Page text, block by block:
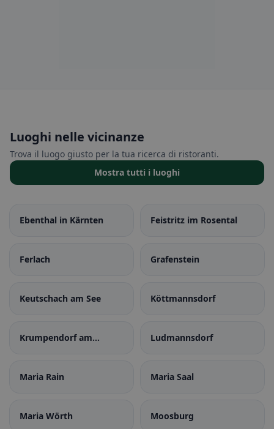
Luoghi nelle vicinanze
Trova il luogo giusto per la tua ricerca di ristoranti.
Mostra tutti i luoghi
Ebenthal in Kärnten Feistritz im Rosental
Ferlach Grafenstein
Keutschach am See Köttmannsdorf
Krumpendorf am
Ludmannsdorf
Maria Rain Maria Saal
Maria Wörth Moosburg